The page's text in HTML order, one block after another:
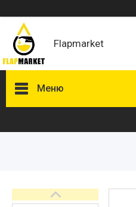
Flapmarket
Меню
Душові трапи, дренажні